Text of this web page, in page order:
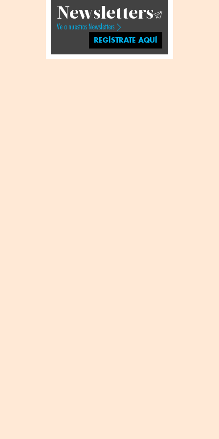
Newsletters
Ve a nuestros Newsletters
REGÍSTRATE AQUÍ